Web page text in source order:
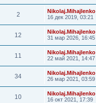
2
Nikolaj.Mihajlenko
16 дек 2019, 03:21
12
Nikolaj.Mihajlenko
31 мар 2026, 16:45
11
Nikolaj.Mihajlenko
22 май 2021, 14:47
34
Nikolaj.Mihajlenko
26 мар 2021, 03:59
10
Nikolaj.Mihajlenko
16 окт 2021, 17:39